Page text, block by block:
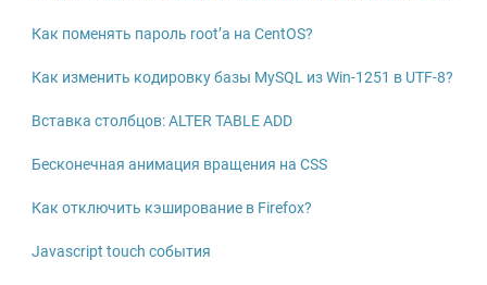
Как поменять пароль root’а на CentOS?
Как изменить кодировку базы MySQL из Win-1251 в UTF-8?
Вставка столбцов: ALTER TABLE ADD
Бесконечная анимация вращения на CSS
Как отключить кэширование в Firefox?
Javascript touch события